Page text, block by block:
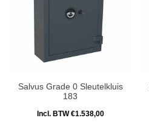
Salvus Grade 0 Sleutelkluis
183
Incl. BTW €1.538,00